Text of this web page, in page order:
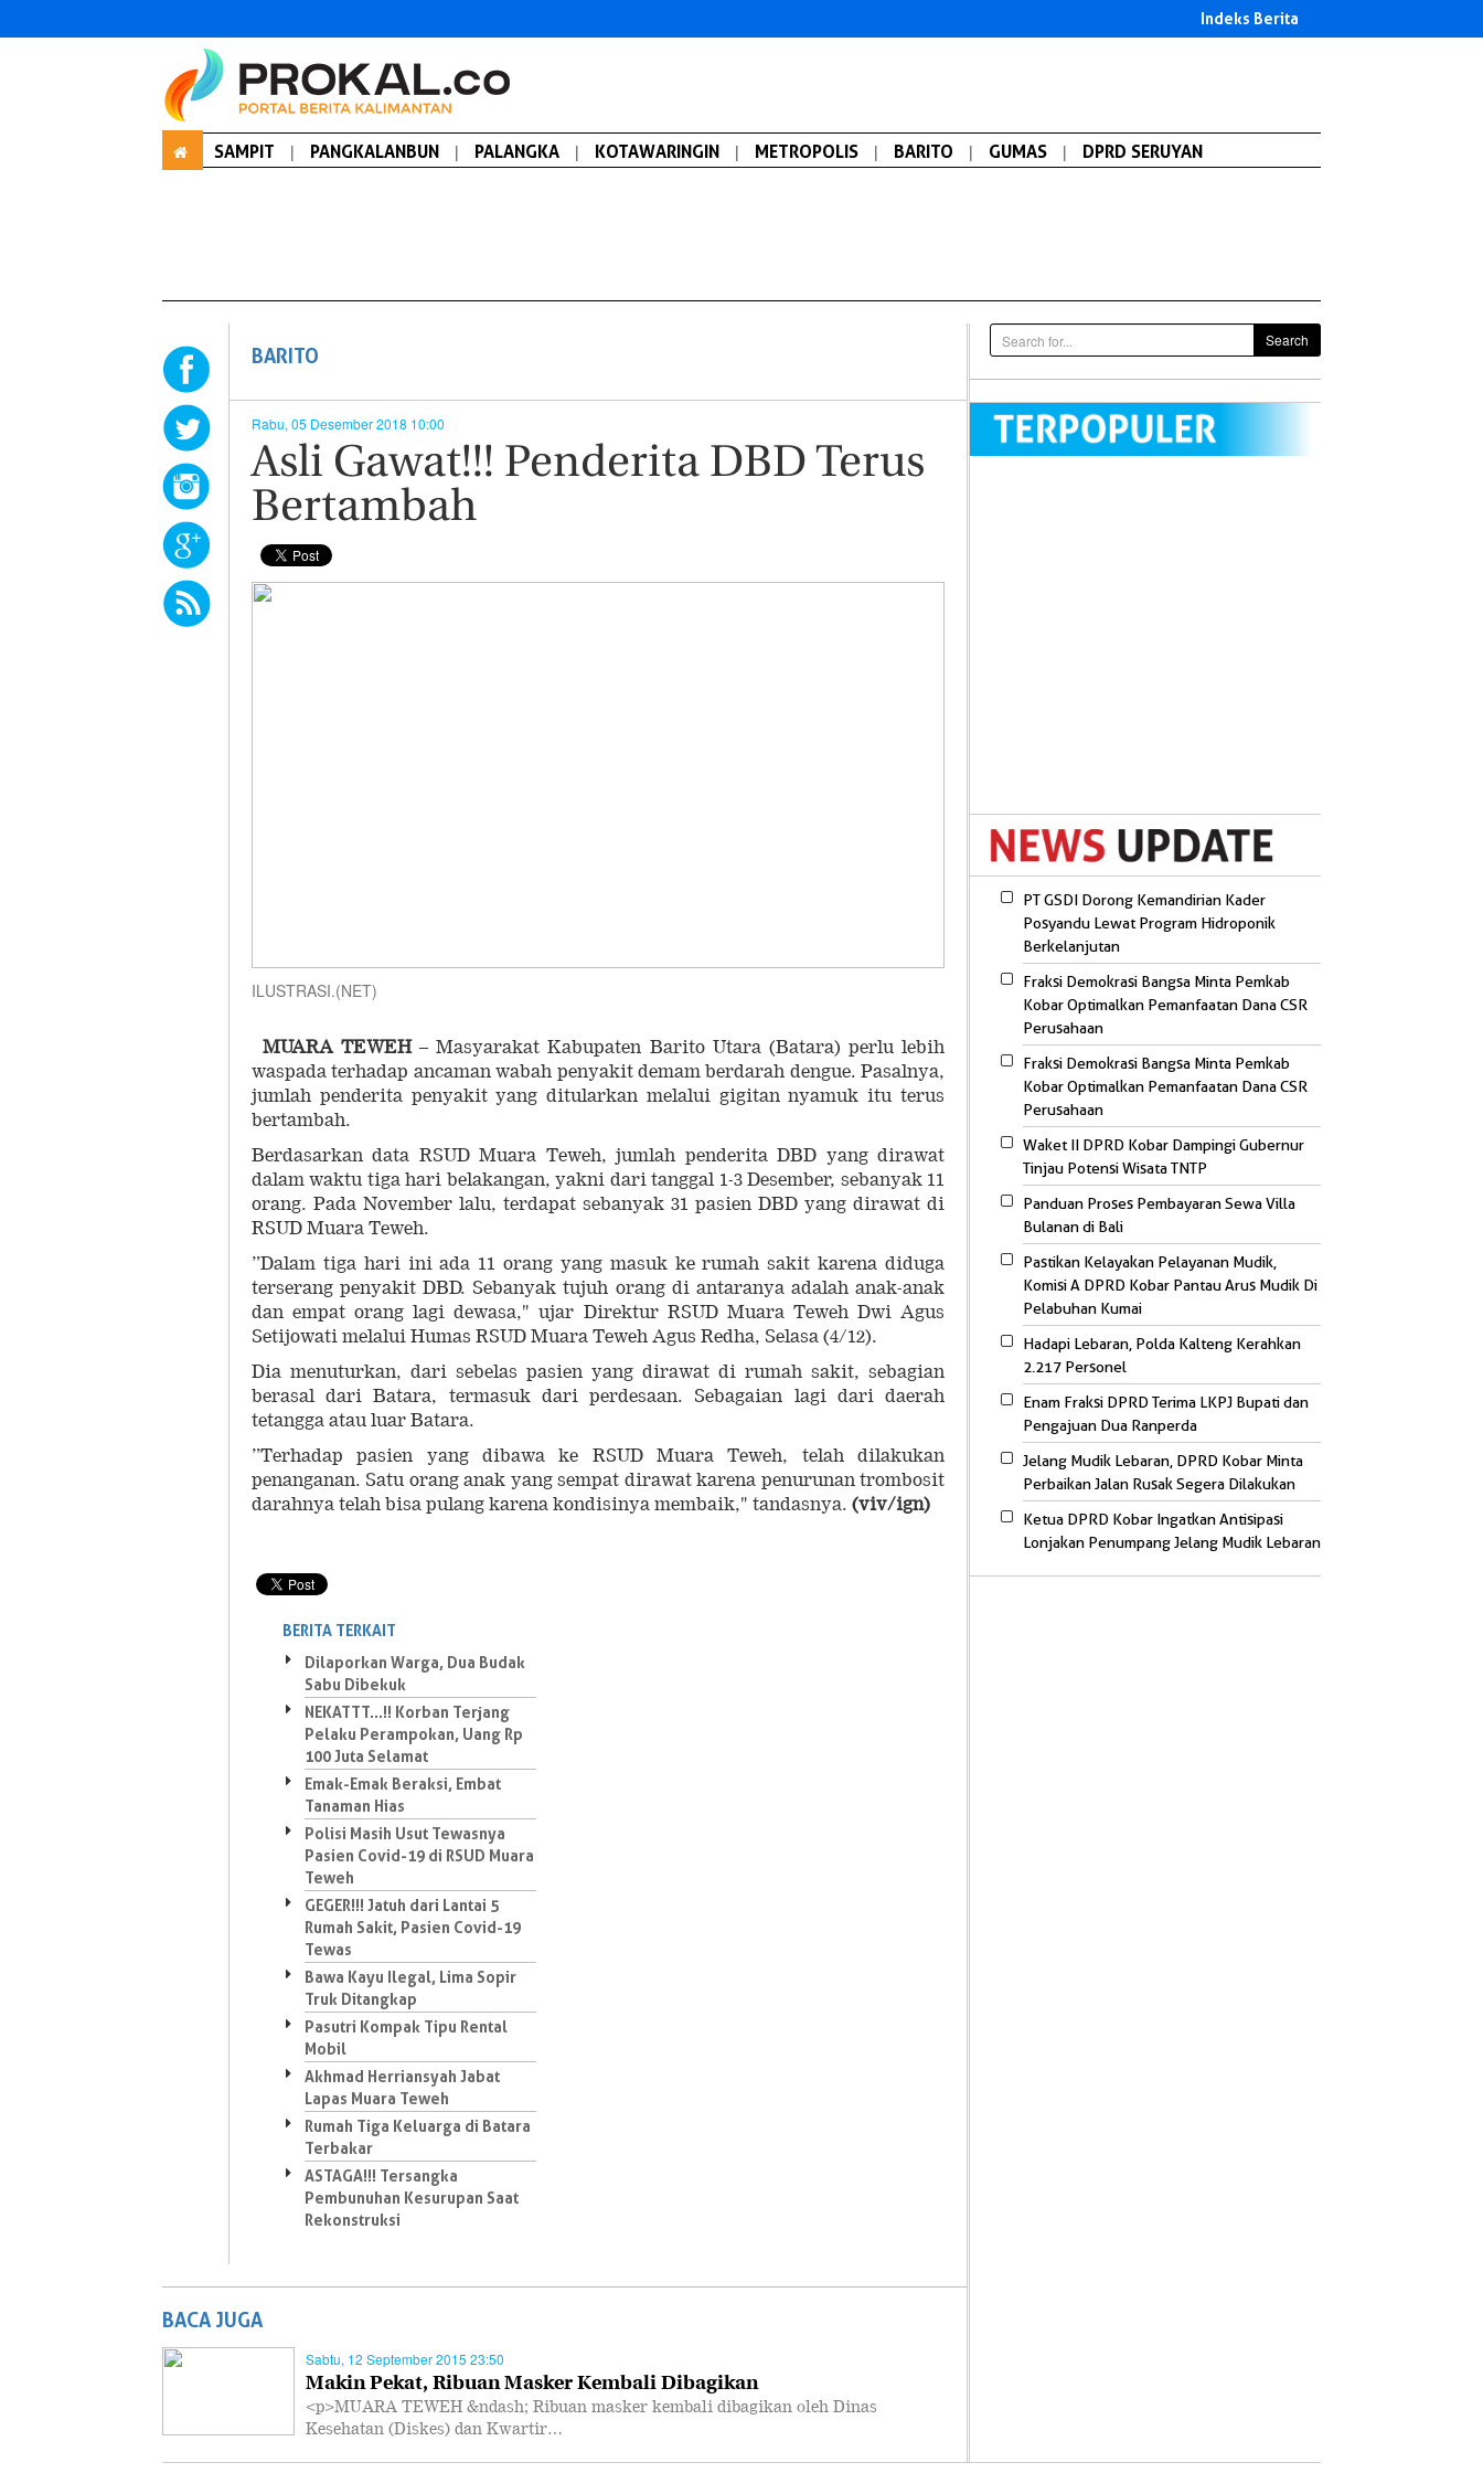
Indeks Berita
SAMPIT | PANGKALANBUN | PALANGKA | KOTAWARINGIN | METROPOLIS | BARITO | GUMAS | DPRD SERUYAN
BARITO
Rabu, 05 Desember 2018 10:00
Asli Gawat!!! Penderita DBD Terus
Bertambah
ILUSTRASI.(NET)
MUARA TEWEH– Masyarakat Kabupaten Barito Utara (Batara) perlu lebih
waspada terhadap ancaman wabah penyakit demam berdarah dengue. Pasalnya,
jumlah penderita penyakit yang ditularkan melalui gigitan nyamuk itu terus
bertambah.
Berdasarkan data RSUD Muara Teweh, jumlah penderita DBD yang dirawat
dalam waktu tiga hari belakangan, yakni dari tanggal 1-3 Desember, sebanyak 11
orang. Pada November lalu, terdapat sebanyak 31 pasien DBD yang dirawat di
RSUD Muara Teweh.
”Dalam tiga hari ini ada 11 orang yang masuk ke rumah sakit karena diduga
terserang penyakit DBD. Sebanyak tujuh orang di antaranya adalah anak-anak
dan empat orang lagi dewasa," ujar Direktur RSUD Muara Teweh Dwi Agus
Setijowati melalui Humas RSUD Muara Teweh Agus Redha, Selasa (4/12).
Dia menuturkan, dari sebelas pasien yang dirawat di rumah sakit, sebagian
berasal dari Batara, termasuk dari perdesaan. Sebagaian lagi dari daerah
tetangga atau luar Batara.
”Terhadap pasien yang dibawa ke RSUD Muara Teweh, telah dilakukan
penanganan. Satu orang anak yang sempat dirawat karena penurunan trombosit
darahnya telah bisa pulang karena kondisinya membaik," tandasnya. (viv/ign)
BERITA TERKAIT
Dilaporkan Warga, Dua Budak
Sabu Dibekuk
NEKATTT...!! Korban Terjang
Pelaku Perampokan, Uang Rp
100 Juta Selamat
Emak-Emak Beraksi, Embat
Tanaman Hias
Polisi Masih Usut Tewasnya
Pasien Covid-19 di RSUD Muara
Teweh
GEGER!!! Jatuh dari Lantai 5
Rumah Sakit, Pasien Covid-19
Tewas
Bawa Kayu Ilegal, Lima Sopir
Truk Ditangkap
Pasutri Kompak Tipu Rental
Mobil
Akhmad Herriansyah Jabat
Lapas Muara Teweh
Rumah Tiga Keluarga di Batara
Terbakar
ASTAGA!!! Tersangka
Pembunuhan Kesurupan Saat
Rekonstruksi
BACA JUGA
Sabtu, 12 September 2015 23:50
Makin Pekat, Ribuan Masker Kembali Dibagikan
<p>MUARA TEWEH &ndash; Ribuan masker kembali dibagikan oleh Dinas
Kesehatan (Diskes) dan Kwartir…
Search
PT GSDI Dorong Kemandirian Kader
Posyandu Lewat Program Hidroponik
Berkelanjutan
Fraksi Demokrasi Bangsa Minta Pemkab
Kobar Optimalkan Pemanfaatan Dana CSR
Perusahaan
Fraksi Demokrasi Bangsa Minta Pemkab
Kobar Optimalkan Pemanfaatan Dana CSR
Perusahaan
Waket II DPRD Kobar Dampingi Gubernur
Tinjau Potensi Wisata TNTP
Panduan Proses Pembayaran Sewa Villa
Bulanan di Bali
Pastikan Kelayakan Pelayanan Mudik,
Komisi A DPRD Kobar Pantau Arus Mudik Di
Pelabuhan Kumai
Hadapi Lebaran, Polda Kalteng Kerahkan
2.217 Personel
Enam Fraksi DPRD Terima LKPJ Bupati dan
Pengajuan Dua Ranperda
Jelang Mudik Lebaran, DPRD Kobar Minta
Perbaikan Jalan Rusak Segera Dilakukan
Ketua DPRD Kobar Ingatkan Antisipasi
Lonjakan Penumpang Jelang Mudik Lebaran